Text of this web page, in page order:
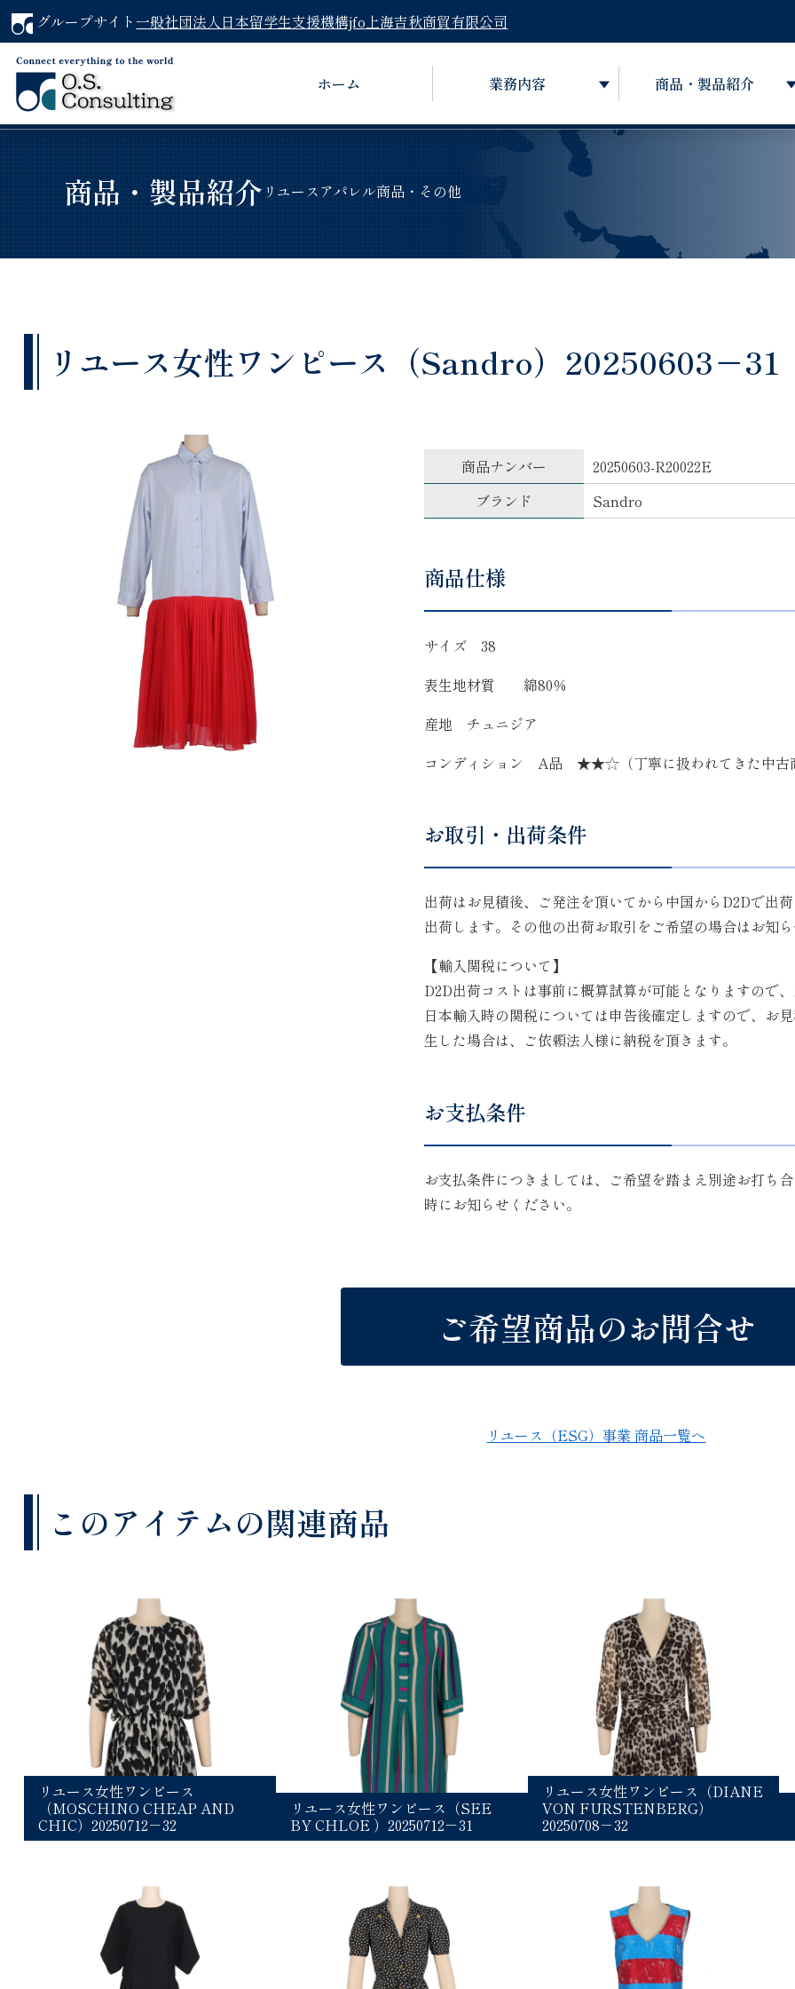
グループサイト 一般社団法人日本留学生支援機構jfo 上海吉秋商貿有限公司
ホーム 業務内容 商品・製品紹介
商品・製品紹介 リユースアパレル商品・その他
リユース女性ワンピース（Sandro）20250603－31
商品ナンバー
20250603-R20022E
ブランド
Sandro
商品仕様
サイズ 38
表生地材質 綿80％
産地 チュニジア
コンディション A品 ★★☆（丁寧に扱われてきた中古
お取引・出荷条件
出荷はお見積後、ご発注を頂いてから中国からD2Dで出
出荷します。その他の出荷お取引をご希望の場合はお知
【輸入関税について】
D2D出荷コストは事前に概算試算が可能となりますので
日本輸入時の関税については申告後確定しますので、お
生した場合は、ご依頼法人様に納税を頂きます。
お支払条件
お支払条件につきましては、ご希望を踏まえ別途お打ち
時にお知らせください。
ご希望商品のお問合せ
リユース（ESG）事業 商品一覧へ
このアイテムの関連商品
リユース女性ワンピース
（MOSCHINO CHEAP AND
CHIC）20250712－32
リユース女性ワンピース（SEE
BY CHLOE ）20250712－31
リユース女性ワンピース（DIANE
VON FURSTENBERG）
20250708－32